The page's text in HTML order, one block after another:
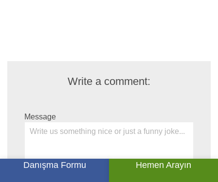
Write a comment:
Message
Danışma Formu Hemen Arayın